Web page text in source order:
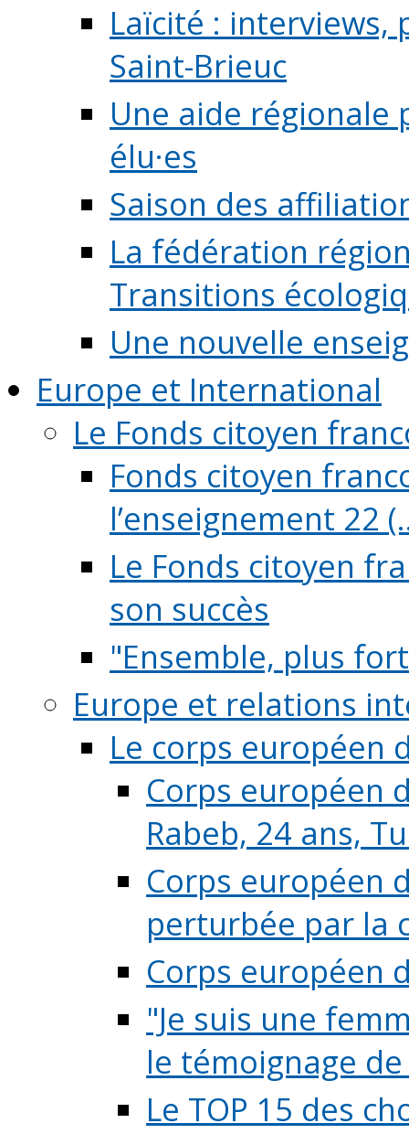
Laïcité :
Saint-Brieuc
Une aide régionale
élu·es
Saison des
La fédération
Transitions
Une nouvelle
Europe et International
Le Fonds citoyen
Fonds citoyen
l’enseignement 22
Le Fonds citoyen
son succès
"Ensemble, plus
Europe et relations
Le corps européen
Corps européen
Rabeb, 24 ans,
Corps européen
perturbée par la
Corps européen
"Je suis une
le témoignage de
Le TOP 15 des